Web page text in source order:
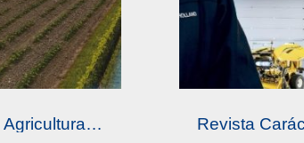
Revista Carácter